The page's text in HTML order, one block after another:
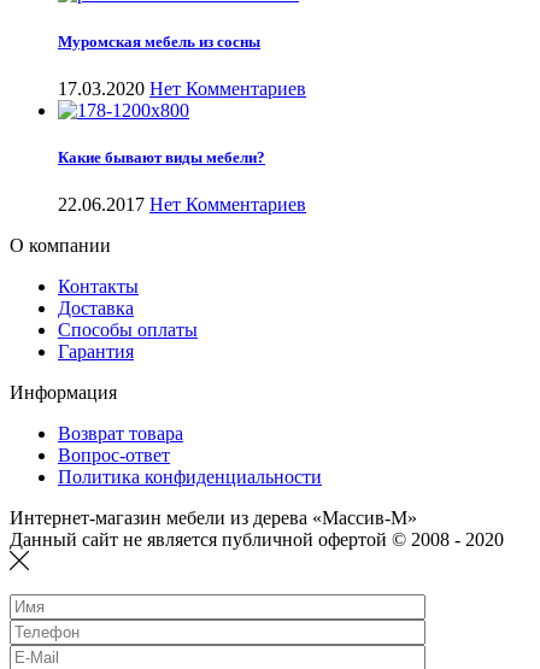
Муромская мебель из сосны
17.03.2020 Нет Комментариев
Какие бывают виды мебели?
22.06.2017 Нет Комментариев
О компании
Контакты
Доставка
Способы оплаты
Гарантия
Информация
Возврат товара
Вопрос-ответ
Политика конфиденциальности
Интернет-магазин мебели из дерева «Массив-М»
Данный сайт не является публичной офертой © 2008 - 2020